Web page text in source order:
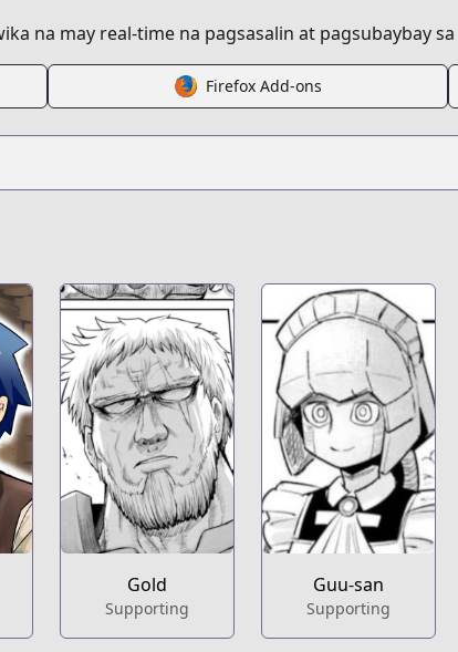
www.cdjapan.co.jp/product/NEOBK-2737260
dungeon-friends-forever
na may real-time na pagsasalin at pagsubaybay
Firefox Add-ons
Gold
Supporting
Guu-san
Supporting